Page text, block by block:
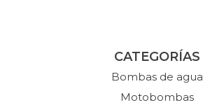
CATEGORÍAS
Bombas de agua
Motobombas